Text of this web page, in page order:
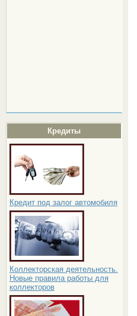
Кредиты
Кредит под залог автомобиля
Коллекторская деятельность.
Новые правила работы для
коллекторов